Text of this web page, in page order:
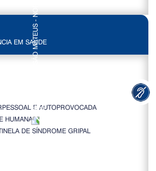
EM SAÚDE
E AUTOPROVOCADA
HUMANA
DE SÍNDROME GRIPAL